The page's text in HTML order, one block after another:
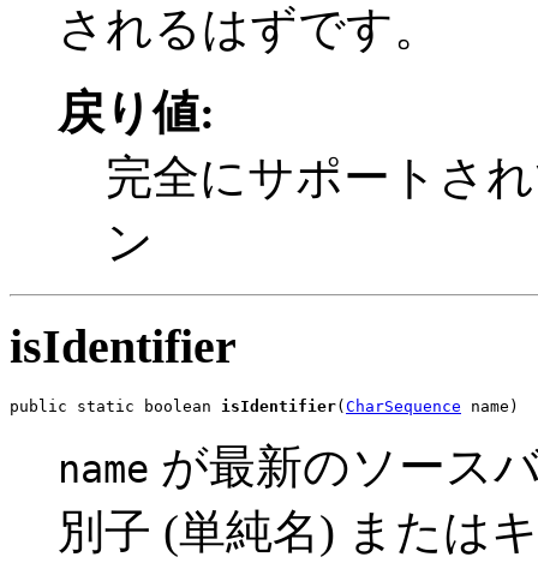
されるはずです。
戻り値:
完全にサポートさ
ン
isIdentifier
public static boolean isIdentifier( CharSequence name)
name が最新のソース
別子 (単純名) または